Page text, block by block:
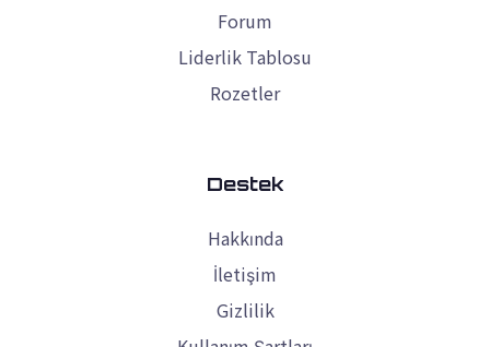
Forum
Liderlik Tablosu
Rozetler
Destek
Hakkında
İletişim
Gizlilik